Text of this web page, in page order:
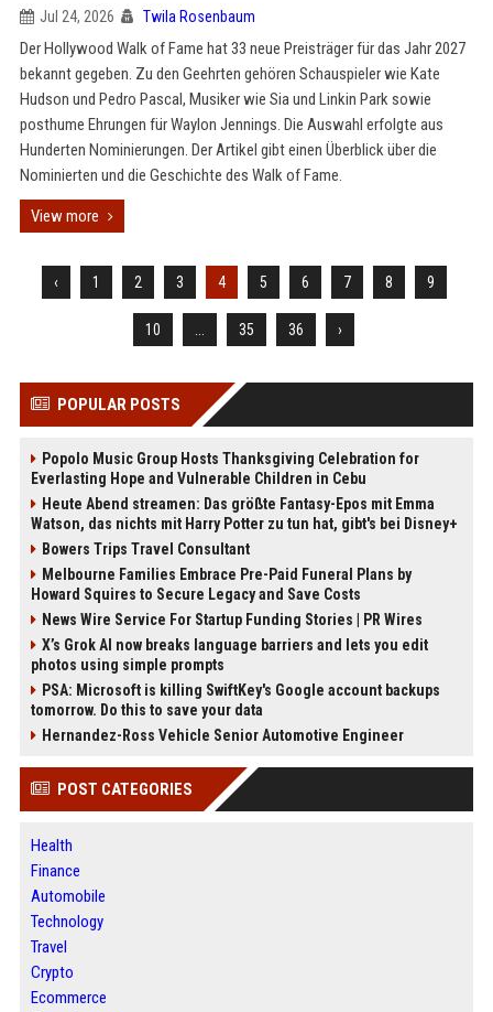
Jul 24, 2026 Twila Rosenbaum
Der Hollywood Walk of Fame hat 33 neue Preisträger für das Jahr 2027
bekannt gegeben. Zu den Geehrten gehören Schauspieler wie Kate
Hudson und Pedro Pascal, Musiker wie Sia und Linkin Park sowie
posthume Ehrungen für Waylon Jennings. Die Auswahl erfolgte aus
Hunderten Nominierungen. Der Artikel gibt einen Überblick über die
Nominierten und die Geschichte des Walk of Fame.
View more
‹ 1 2 3 4 5 6 7 8 9
10 35 36 ›
POPULAR POSTS
Popolo Music Group Hosts Thanksgiving Celebration for
Everlasting Hope and Vulnerable Children in Cebu
Heute Abend streamen: Das größte Fantasy-Epos mit Emma
Watson, das nichts mit Harry Potter zu tun hat, gibt's bei Disney+
Bowers Trips Travel Consultant
Melbourne Families Embrace Pre-Paid Funeral Plans by
Howard Squires to Secure Legacy and Save Costs
News Wire Service For Startup Funding Stories | PR Wires
X’s Grok AI now breaks language barriers and lets you edit
photos using simple prompts
PSA: Microsoft is killing SwiftKey's Google account backups
tomorrow. Do this to save your data
Hernandez-Ross Vehicle Senior Automotive Engineer
POST CATEGORIES
Health
Finance
Automobile
Technology
Travel
Crypto
Ecommerce